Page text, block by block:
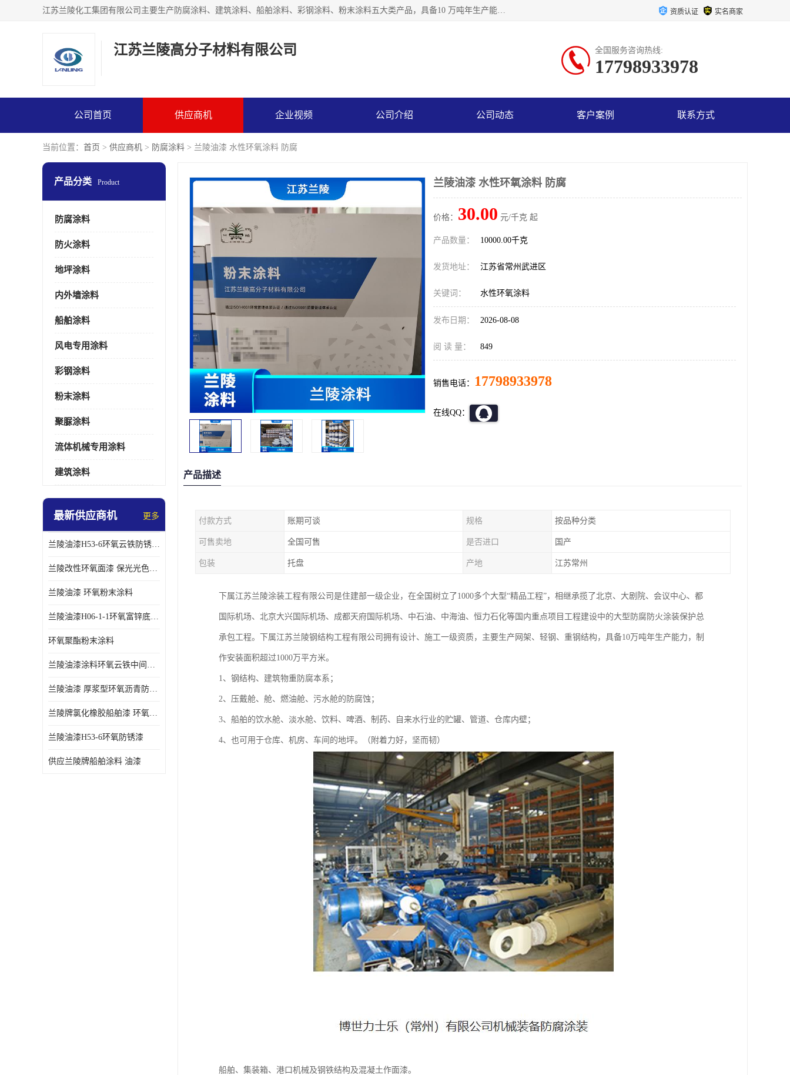
江苏兰陵化工集团有限公司主要生产防腐涂料、建筑涂料、船舶涂料、彩钢涂料、粉末涂料五大类产品，具备10 万吨年生产能力，可以提供优质精良的涂装施工服务，产品广销全国各地，大量出口亚非欧及拉美等国家。 资质认证 实名商家
江苏兰陵高分子材料有限公司 全国服务咨询热线:
17798933978
公司首页 供应商机 企业视频 公司介绍 公司动态 客户案例 联系方式
当前位置： 首页 > 供应商机 > 防腐涂料 > 兰陵油漆 水性环氧涂料 防腐
产品分类 Product
防腐涂料
防火涂料
地坪涂料
内外墙涂料
船舶涂料
风电专用涂料
彩钢涂料
粉末涂料
聚脲涂料
流体机械专用涂料
建筑涂料
最新供应商机 更多
兰陵油漆H53-6环氧云铁防锈漆链接性能强
兰陵改性环氧面漆 保光光色性更好 适用于室外防腐耐候性好
兰陵油漆 环氧粉末涂料
兰陵油漆H06-1-1环氧富锌底漆 船舶桥梁铁塔储罐防锈漆
环氧聚酯粉末涂料
兰陵油漆涂料环氧云铁中间漆、环氧煤沥青漆
兰陵油漆 厚浆型环氧沥青防锈漆 埋地管道专用漆
兰陵牌氯化橡胶船舶漆 环氧富锌底漆
兰陵油漆H53-6环氧防锈漆
供应兰陵牌船舶涂料 油漆
兰陵油漆 水性环氧涂料 防腐
价格： 30.00 元/千克 起
产品数量： 10000.00千克
发货地址： 江苏省常州武进区
关键词： 水性环氧涂料
发布日期： 2026-08-08
阅 读 量： 849
销售电话： 17798933978
在线QQ：
产品描述
付款方式 账期可谈 规格 按品种分类
可售卖地 全国可售 是否进口 国产
包装 托盘 产地 江苏常州
下属江苏兰陵涂装工程有限公司是住建部一级企业，在全国树立了1000多个大型“精品工程”，相继承揽了北京、大剧院、会议中心、都
国际机场、北京大兴国际机场、成都天府国际机场、中石油、中海油、恒力石化等国内重点项目工程建设中的大型防腐防火涂装保护总
承包工程。下属江苏兰陵钢结构工程有限公司拥有设计、施工一级资质，主要生产网架、轻钢、重钢结构，具备10万吨年生产能力，制
作安装面积超过1000万平方米。
1、钢结构、建筑物重防腐本系；
2、压戴舱、舱、燃油舱、污水舱的防腐蚀；
3、船舶的饮水舱、淡水舱、饮料、啤酒、制药、自来水行业的贮罐、管道、仓库内壁；
4、也可用于仓库、机房、车间的地坪。（附着力好，坚而韧）
船舶、集装箱、港口机械及钢铁结构及混凝土作面漆。